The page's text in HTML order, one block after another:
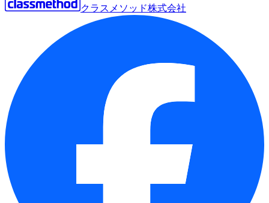
クラスメソッド株式会社